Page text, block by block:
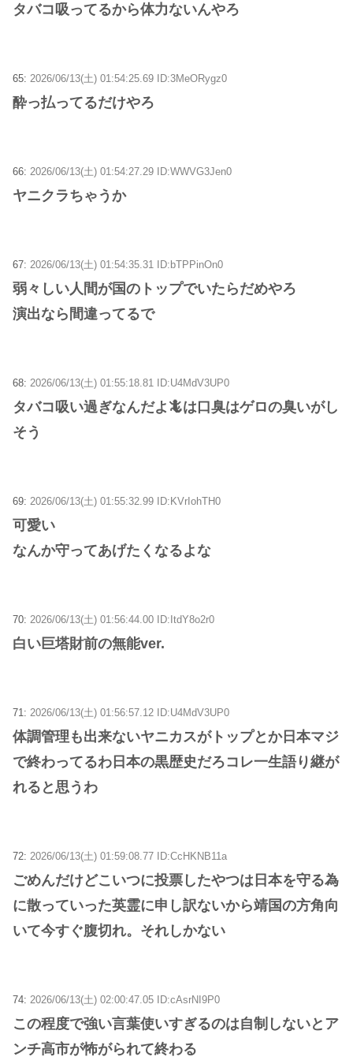
タバコ吸ってるから体力ないんやろ
65: 2026/06/13(土) 01:54:25.69 ID:3MeORygz0
酔っ払ってるだけやろ
66: 2026/06/13(土) 01:54:27.29 ID:WWVG3Jen0
ヤニクラちゃうか
67: 2026/06/13(土) 01:54:35.31 ID:bTPPinOn0
弱々しい人間が国のトップでいたらだめやろ
演出なら間違ってるで
68: 2026/06/13(土) 01:55:18.81 ID:U4MdV3UP0
タバコ吸い過ぎなんだよ🦎は口臭はゲロの臭いがし
そう
69: 2026/06/13(土) 01:55:32.99 ID:KVrIohTH0
可愛い
なんか守ってあげたくなるよな
70: 2026/06/13(土) 01:56:44.00 ID:ItdY8o2r0
白い巨塔財前の無能ver.
71: 2026/06/13(土) 01:56:57.12 ID:U4MdV3UP0
体調管理も出来ないヤニカスがトップとか日本マジ
で終わってるわ日本の黒歴史だろコレ一生語り継が
れると思うわ
72: 2026/06/13(土) 01:59:08.77 ID:CcHKNB11a
ごめんだけどこいつに投票したやつは日本を守る為
に散っていった英霊に申し訳ないから靖国の方角向
いて今すぐ腹切れ。それしかない
74: 2026/06/13(土) 02:00:47.05 ID:cAsrNI9P0
この程度で強い言葉使いすぎるのは自制しないとア
ンチ高市が怖がられて終わる